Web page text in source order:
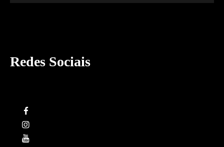
Redes Sociais